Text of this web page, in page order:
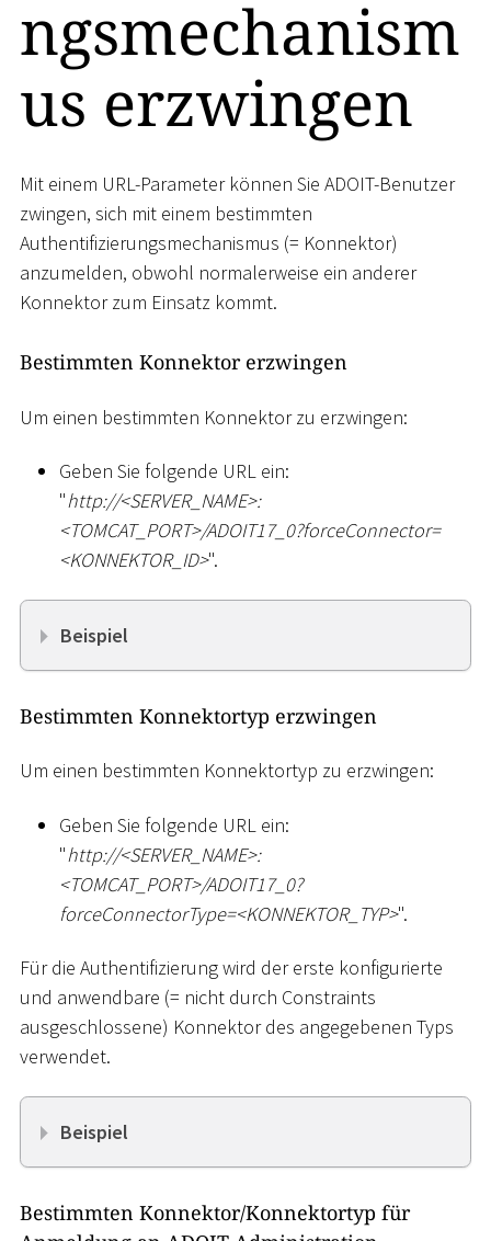
ngsmechanism
us erzwingen
Mit einem URL-Parameter können Sie ADOIT-Benutzer
zwingen, sich mit einem bestimmten
Authentifizierungsmechanismus (= Konnektor)
anzumelden, obwohl normalerweise ein anderer
Konnektor zum Einsatz kommt.
Bestimmten Konnektor erzwingen
Um einen bestimmten Konnektor zu erzwingen:
Geben Sie folgende URL ein:
"http://<SERVER_NAME>:
<TOMCAT_PORT>/ADOIT17_0?forceConnector=
<KONNEKTOR_ID>".
Beispiel
Bestimmten Konnektortyp erzwingen
Um einen bestimmten Konnektortyp zu erzwingen:
Geben Sie folgende URL ein:
"http://<SERVER_NAME>:
<TOMCAT_PORT>/ADOIT17_0?
forceConnectorType=<KONNEKTOR_TYP>".
Für die Authentifizierung wird der erste konfigurierte
und anwendbare (= nicht durch Constraints
ausgeschlossene) Konnektor des angegebenen Typs
verwendet.
Beispiel
Bestimmten Konnektor/Konnektortyp für